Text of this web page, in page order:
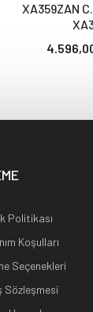
XA359ZAN
Politikası
Koşulları
Seçenekleri
Sözleşmesi